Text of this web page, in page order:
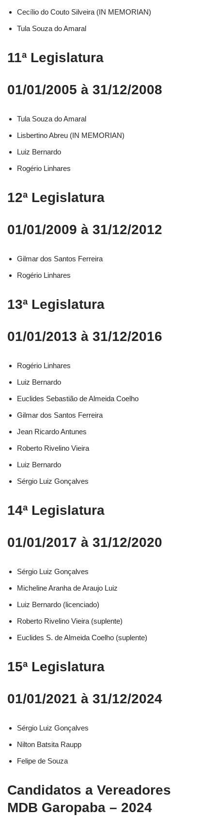
Cecílio do Couto Silveira (IN MEMORIAN)
Tula Souza do Amaral
11ª Legislatura
01/01/2005 à 31/12/2008
Tula Souza do Amaral
Lisbertino Abreu (IN MEMORIAN)
Luiz Bernardo
Rogério Linhares
12ª Legislatura
01/01/2009 à 31/12/2012
Gilmar dos Santos Ferreira
Rogério Linhares
13ª Legislatura
01/01/2013 à 31/12/2016
Rogério Linhares​
Luiz Bernardo​
Euclides Sebastião de Almeida Coelho​
Gilmar dos Santos Ferreira​
Jean Ricardo Antunes​
Roberto Rivelino Vieira​
Luiz Bernardo​
Sérgio Luiz Gonçalves​
14ª Legislatura
01/01/2017 à 31/12/2020
Sérgio Luiz Gonçalves​
Micheline Aranha de Araujo Luiz​
Luiz Bernardo (licenciado)​
Roberto Rivelino Vieira (suplente)​
Euclides S. de Almeida Coelho (suplente)​
15ª Legislatura
01/01/2021 à 31/12/2024
Sérgio Luiz Gonçalves
Nilton Batsita Raupp
Felipe de Souza
Candidatos a Vereadores
MDB Garopaba – 2024